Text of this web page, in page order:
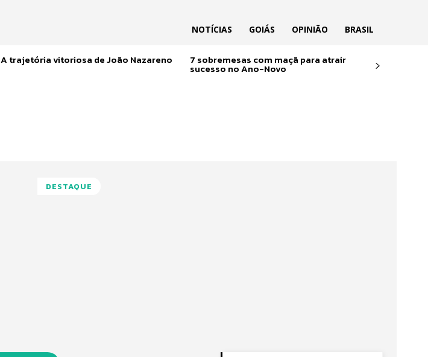
NOTÍCIAS GOIÁS OPINIÃO BRASIL
A trajetória vitoriosa de João Nazareno 7 sobremesas com maçã para atrair
sucesso no Ano-Novo
DESTAQUE